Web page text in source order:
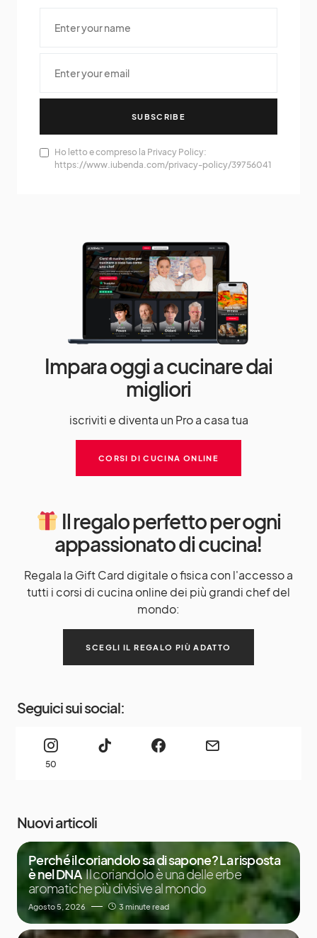
SUBSCRIBE
Ho letto e compreso la Privacy Policy:
https://www.iubenda.com/privacy-policy/39756041
Impara oggi a cucinare dai
migliori
iscriviti e diventa un Pro a casa tua
CORSI DI CUCINA ONLINE
Il regalo perfetto per ogni
appassionato di cucina!
Regala la Gift Card digitale o fisica con l'accesso a
tutti i corsi di cucina online dei più grandi chef del
mondo:
SCEGLI IL REGALO PIÙ ADATTO
Seguici sui social:
50
Nuovi articoli
Perché il coriandolo sa di sapone? La risposta
è nel DNA Il coriandolo è una delle erbe
aromatiche più divisive al mondo
Agosto 5, 2026 3 minute read